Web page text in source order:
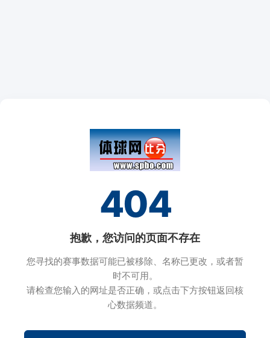
404
抱歉，您访问的页面不存在
您寻找的赛事数据可能已被移除、名称已更改，或者暂
时不可用。
请检查您输入的网址是否正确，或点击下方按钮返回核
心数据频道。